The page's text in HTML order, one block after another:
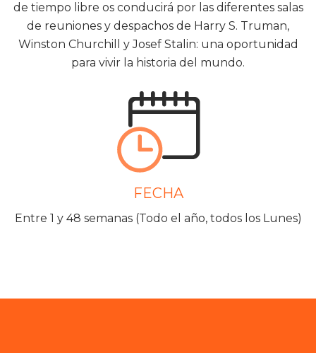
de tiempo libre os conducirá por las diferentes salas
de reuniones y despachos de Harry S. Truman,
Winston Churchill y Josef Stalin: una oportunidad
para vivir la historia del mundo.
FECHA
Entre 1 y 48 semanas (Todo el año, todos los Lunes)